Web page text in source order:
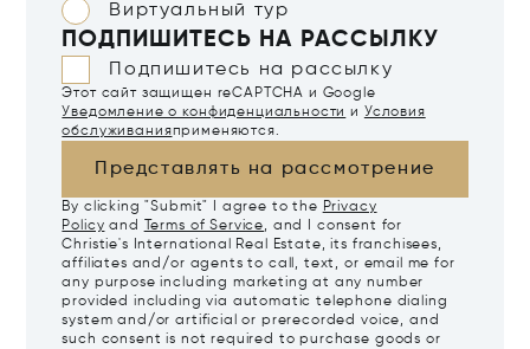
Виртуальный тур
ПОДПИШИТЕСЬ НА РАССЫЛКУ
Подпишитесь на рассылку
Этот сайт защищен reCAPTCHA и Google
Уведомление о конфиденциальности и Условия
обслуживанияприменяются.
Представлять на рассмотрение
By clicking "Submit" I agree to the Privacy
Policy and Terms of Service, and I consent for
Christie's International Real Estate, its franchisees,
affiliates and/or agents to call, text, or email me for
any purpose including marketing at any number
provided including via automatic telephone dialing
system and/or artificial or prerecorded voice, and
such consent is not required to purchase goods or